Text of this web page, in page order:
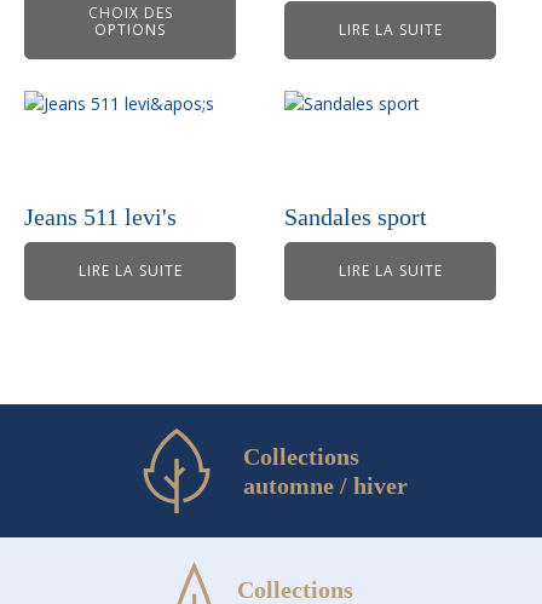
CHOIX DES
OPTIONS
la
page
du
LIRE LA SUITE
Jeans 511 levi's
LIRE LA SUITE
Sandales sport
LIRE LA SUITE
Collections
automne / hiver
Collections